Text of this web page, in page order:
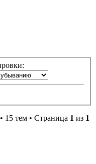
• 15 тем • Страница 1 из 1